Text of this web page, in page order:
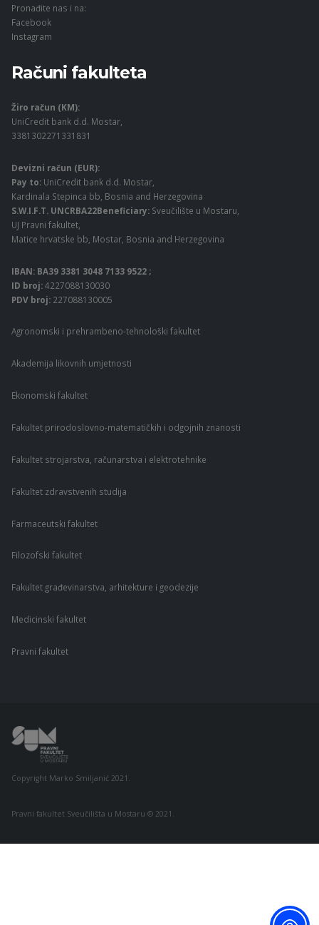
Pronađite nas i na:
Facebook
Instagram
Računi fakulteta
Žiro račun (KM):
UniCredit bank d.d. Mostar,
3381302271331831
Devizni račun (EUR):
Pay to: UniCredit bank d.d. Mostar,
Kardinala Stepinca bb, Bosnia and Herzegovina
S.W.I.F.T. UNCRBA22Beneficiary: Sveučilište u Mostaru,
UJ Pravni fakultet,
Matice hrvatske bb, Mostar, Bosnia and Herzegovina
IBAN: BA39 3381 3048 7133 9522 ;
ID broj:4227088130030
PDV broj: 227088130005
Agronomski i prehrambeno-tehnološki fakultet
Akademija likovnih umjetnosti
Ekonomski fakultet
Fakultet prirodoslovno-matematičkih i odgojnih znanosti
Fakultet strojarstva, računarstva i elektrotehnike
Fakultet zdravstvenih studija
Farmaceutski fakultet
Filozofski fakultet
Fakultet građevinarstva, arhitekture i geodezije
Medicinski fakultet
Pravni fakultet
Copyright Marko Smiljanić 2021.
Pravni fakultet Sveučilišta u Mostaru © 2021.